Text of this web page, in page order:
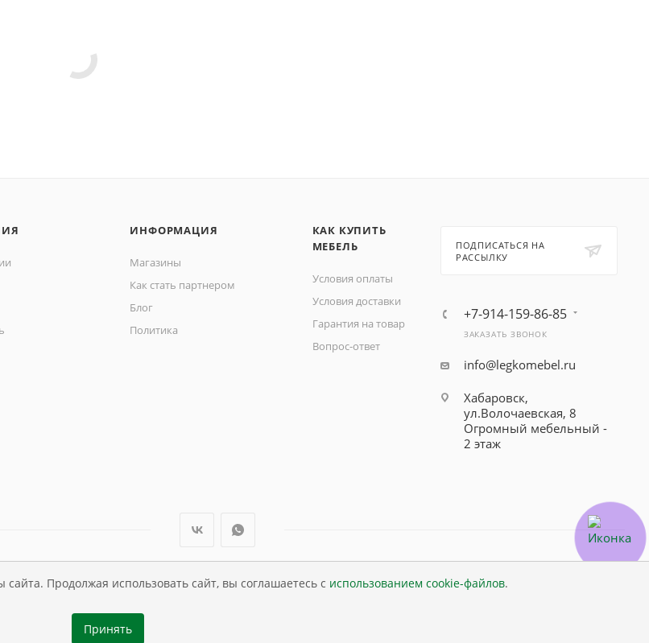
Продолжая использовать сайт, вы соглашаетесь с использованием cookie-файлов.
Принять
ИНФОРМАЦИЯ
Магазины
Как стать партнером
Блог
Политика
КАК КУПИТЬ
МЕБЕЛЬ
Условия оплаты
Условия доставки
Гарантия на товар
Вопрос-ответ
ПОДПИСАТЬСЯ НА
РАССЫЛКУ
+7-914-159-86-85
ЗАКАЗАТЬ ЗВОНОК
info@legkomebel.ru
Хабаровск,
ул.Волочаевская, 8
Огромный мебельный -
2 этаж
, 1995 - 2026